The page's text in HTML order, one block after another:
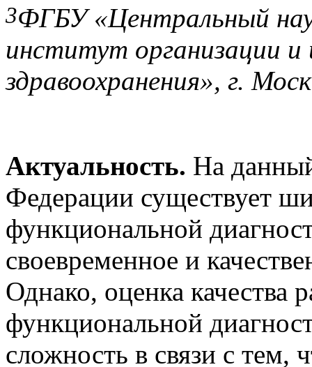
3ФГБУ «Центральный
институт организации
здравоохранения», г.
Актуальность. На
Федерации существует
функциональной
своевременное и
Однако, оценка качества
функциональной
сложность в связи с тем,